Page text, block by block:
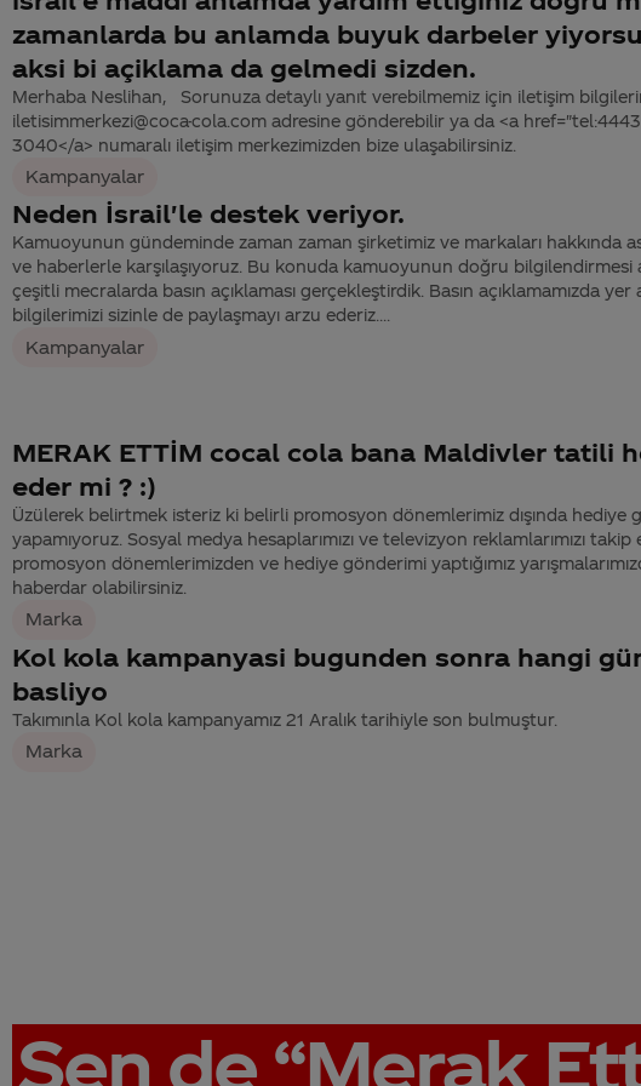
zamanlarda bu anlamda buyuk darbeler
aksi bi açiklama da gelmedi sizden.
Merhaba Neslihan, Sorunuza detaylı yanıt verebilmemiz için iletişim
iletisimmerkezi@coca-cola.com adresine gönderebilir ya da <a
3040</a> numaralı iletişim merkezimizden bize ulaşabilirsiniz.
Kampanyalar
Neden İsrail'le destek veriyor.
Kamuoyunun gündeminde zaman zaman şirketimiz ve markaları hakkında
ve haberlerle karşılaşıyoruz. Bu konuda kamuoyunun doğru bilgilendirmesi
çeşitli mecralarda basın açıklaması gerçekleştirdik. Basın açıklamamızda yer
bilgilerimizi sizinle de paylaşmayı arzu ederiz....
Kampanyalar
MERAK ETTİM cocal cola bana Maldivler tatili
eder mi ? :)
Üzülerek belirtmek isteriz ki belirli promosyon dönemlerimiz dışında hediye
yapamıyoruz. Sosyal medya hesaplarımızı ve televizyon reklamlarımızı takip
promosyon dönemlerimizden ve hediye gönderimi yaptığımız
haberdar olabilirsiniz.
Marka
Kol kola kampanyasi bugunden sonra hangi
basliyo
Takımınla Kol kola kampanyamız 21 Aralık tarihiyle son bulmuştur.
Marka
Sen de “Merak